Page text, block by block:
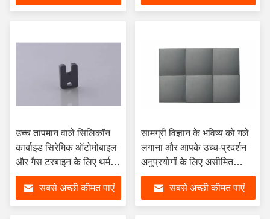
उच्च तापमान वाले सिलिकॉन
कार्बाइड सिरेमिक ऑटोमोबाइल
और गैस टरबाइन के लिए थर्मल
शॉक-प्रतिरोध के साथ
सबसे अच्छी कीमत पाएं
सामग्री विज्ञान के भविष्य को गले
लगाना और आपके उच्च-प्रदर्शन
अनुप्रयोगों के लिए असीमित
संभावनाओं को खोलना
सबसे अच्छी कीमत पाएं